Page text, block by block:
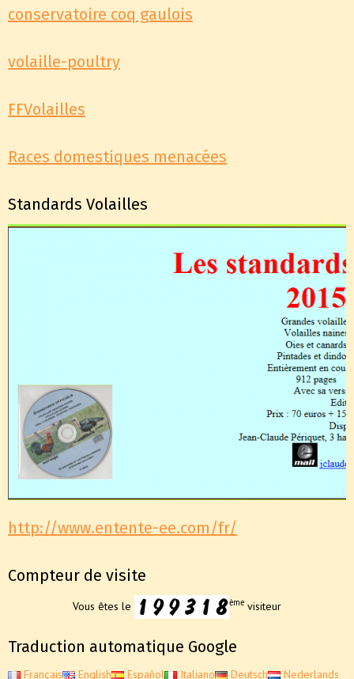
conservatoire coq gaulois
volaille-poultry
FFVolailles
Races domestiques menacées
Standards Volailles
http://www.entente-ee.com/fr/
Compteur de visite
Vous êtes le ème visiteur
Traduction automatique Google
Français English Español Italiano Deutsch Nederlands